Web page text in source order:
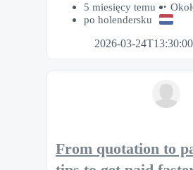
5 miesięcy temu
po holendersku
2026-03-
From quotation to